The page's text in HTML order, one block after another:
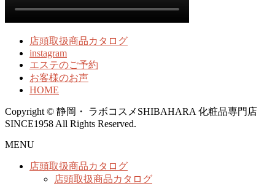
店頭取扱商品カタログ
instagram
エステのご予約
お客様のお声
HOME
Copyright © 静岡・ ラボコスメSHIBAHARA 化粧品専門店
SINCE1958 All Rights Reserved.
MENU
店頭取扱商品カタログ
店頭取扱商品カタログ